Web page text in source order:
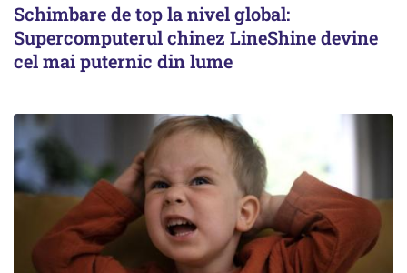
Schimbare de top la nivel global:
Supercomputerul chinez LineShine devine
cel mai puternic din lume